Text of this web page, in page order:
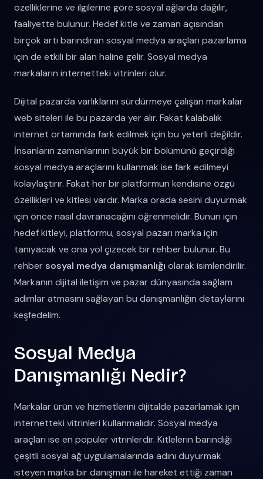
özelliklerine ve ilgilerine göre sosyal ağlarda dağılır,
faaliyette bulunur. Hedef kitle ve zaman açısından
birçok artı barındıran sosyal medya araçları pazarlama
için de etkili bir alan haline gelir. Sosyal medya
markaların internetteki vitrinleri olur.
Dijital pazarda varlıklarını sürdürmeye çalışan markalar
web siteleri ile bu pazarda yer alır. Fakat kalabalık
internet ortamında fark edilmek için bu yeterli değildir.
İnsanların zamanlarının büyük bir bölümünü geçirdiği
sosyal medya araçlarını kullanmak ise fark edilmeyi
kolaylaştırır. Fakat her bir platformun kendisine özgü
özellikleri ve kitlesi vardır. Marka orada sesini duyurmak
için önce nasıl davranacağını öğrenmelidir. Bunun için
hedef kitleyi, platformu, sosyal pazarı marka için
tanıyacak ve ona yol çizecek bir rehber bulunur. Bu
rehber sosyal medya danışmanlığı olarak isimlendirilir.
Markanın dijital iletişim ve pazar dünyasında sağlam
adımlar atmasını sağlayan bu danışmanlığın detaylarını
keşfedelim.
Sosyal Medya
Danışmanlığı Nedir?
Markalar ürün ve hizmetlerini dijitalde pazarlamak için
internetteki vitrinleri kullanmalıdır. Sosyal medya
araçları ise en popüler vitrinlerdir. Kitlelerin barındığı
çeşitli sosyal ağ uygulamalarında adını duyurmak
isteyen marka bir danışman ile hareket ettiği zaman